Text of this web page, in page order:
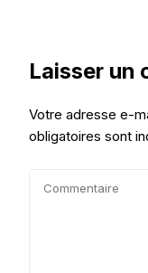
Laisser un
Votre adresse e-
obligatoires sont